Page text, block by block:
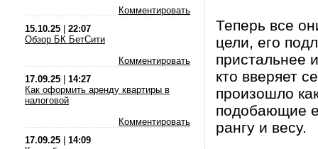
Комментировать
15.10.25
22:07
Обзор БК БетСити
Комментировать
17.09.25
14:27
Как оформить аренду квартиры в
налоговой
Комментировать
17.09.25
14:09
Теперь все
цели, его
пристальнее
кто вверяет
произошло
подобающие
рангу и весу.